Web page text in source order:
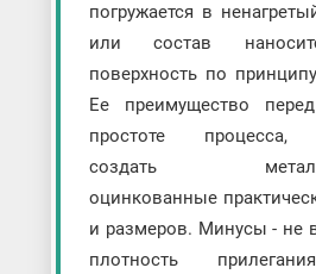
погружается в
или состав
поверхность по
Ее преимущество
простоте процесса,
создать
оцинкованные
и размеров. Минусы - не
плотность